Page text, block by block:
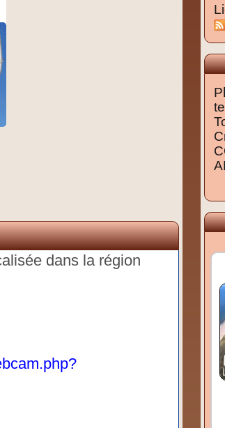
dans la région